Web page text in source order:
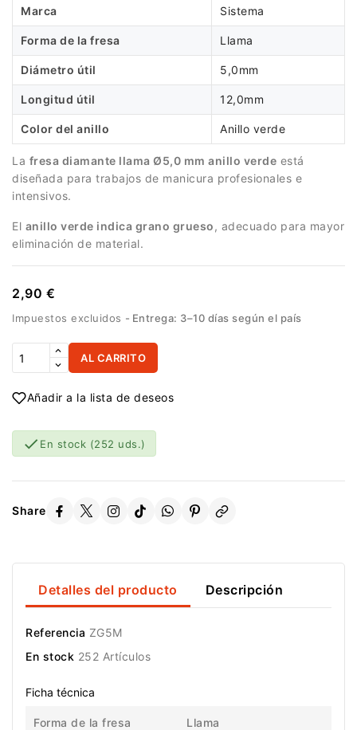
Marca Sistema
Forma de la fresa Llama
Diámetro útil 5,0mm
Longitud útil 12,0mm
Color del anillo Anillo verde
La fresa diamante llama Ø5,0 mm anillo verde está
diseñada para trabajos de manicura profesionales e
intensivos.
El anillo verde indica grano grueso, adecuado para mayor
eliminación de material.
2,90 €
Impuestos excluidos Entrega: 3–10 días según el país
AL CARRITO
Añadir a la lista de deseos
 En stock (252 uds.)
Share
Detalles del producto Descripción
Referencia ZG5M
En stock 252 Artículos
Ficha técnica
Forma de la fresa Llama